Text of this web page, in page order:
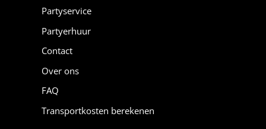
Partyservice
Partyerhuur
Contact
Over ons
FAQ
Transportkosten berekenen